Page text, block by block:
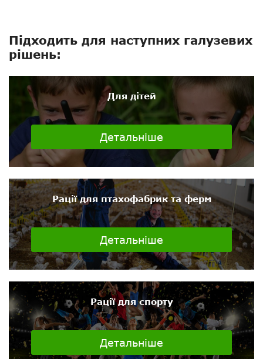
Підходить для наступних галузевих
рішень:
Для дітей
Детальніше
Рації для птахофабрик та ферм
Детальніше
Рації для спорту
Детальніше